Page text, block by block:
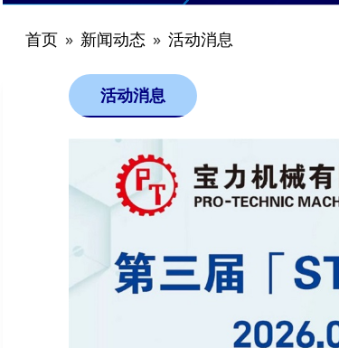
首页 新闻动态 活动消息
活动消息